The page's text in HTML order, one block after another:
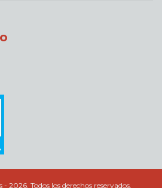
Todos los derechos reservados.